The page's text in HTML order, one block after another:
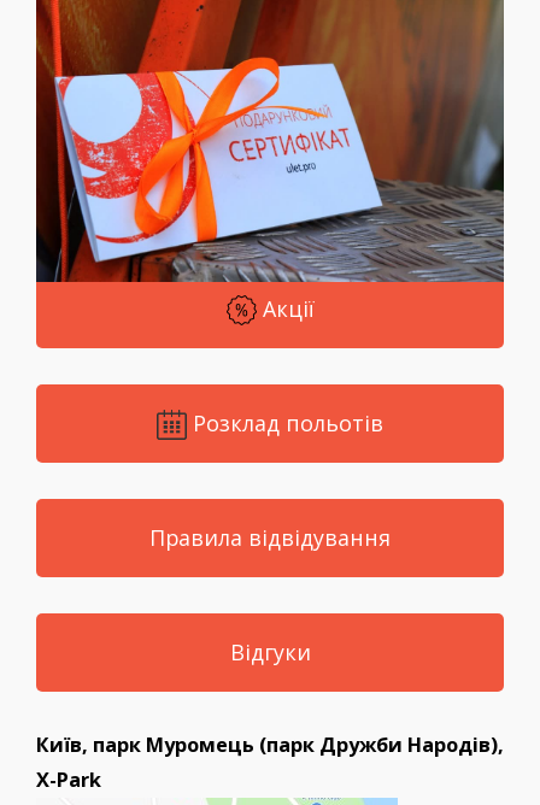
Акції
Розклад польотів
Правила відвідування
Відгуки
Київ, парк Муромець (парк Дружби Народів),
X-Park